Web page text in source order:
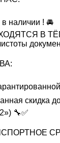
наличии ! 🚘
В
скидка
🔧✅